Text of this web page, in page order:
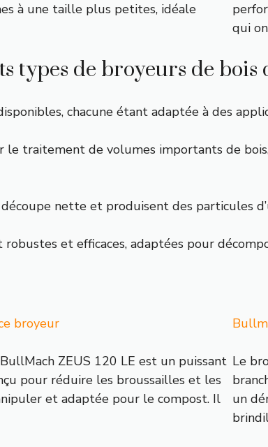
à une taille plus petites, idéale
qui
types de broyeurs de bois
chacune étant adaptée à des
le traitement de volumes importants de
nette et produisent des particules
robustes et efficaces, adaptées pour
broyeur
ZEUS 120 LE est un puissant
pour réduire les broussailles et les
et adaptée pour le compost. Il
Le
un